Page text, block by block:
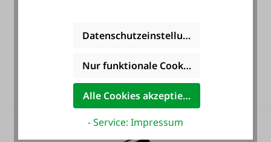
Langzeit-Garantie.
Datenschutzeinstellungen
Nur funktionale Cookies akzeptieren
Alle Cookies akzeptieren
- Service: Impressum